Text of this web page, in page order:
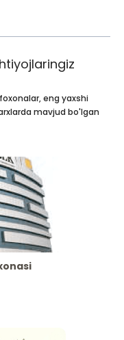
eng yaxshi
mavjud bo'lgan